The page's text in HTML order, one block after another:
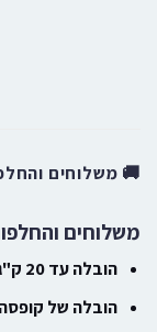
🚚 משלוחים
משלוחים
הובלה עד 20 ק"ג
הובלה של קופסה גדולה (20